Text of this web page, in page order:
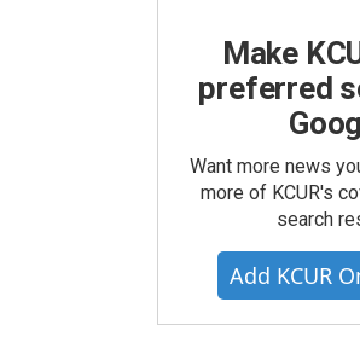
Make
preferred
Want more news
more of KCUR's
search
Add KCUR